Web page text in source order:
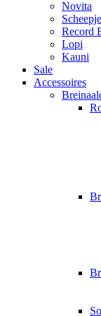
Novita
Record
Lopi
Kauni
Sale
Accessoires